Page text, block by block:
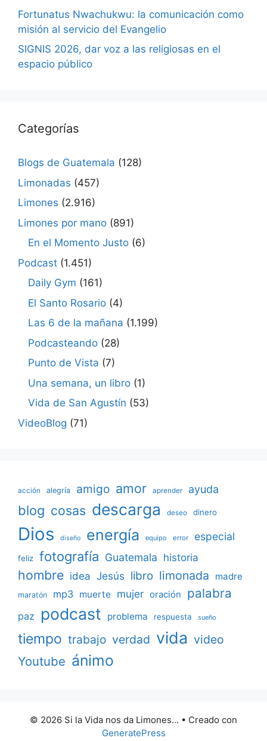
Fortunatus Nwachukwu: la comunicación como
misión al servicio del Evangelio
SIGNIS 2026, dar voz a las religiosas en el
espacio público
Categorías
Blogs de Guatemala (128)
Limonadas (457)
Limones (2.916)
Limones por mano (891)
En el Momento Justo (6)
Podcast (1.451)
Daily Gym (161)
El Santo Rosario (4)
Las 6 de la mañana (1.199)
Podcasteando (28)
Punto de Vista (7)
Una semana, un libro (1)
Vida de San Agustín (53)
VideoBlog (71)
acción alegría amigo amor aprender ayuda
blog cosas descarga deseo dinero
Dios diseño energía equipo error especial
feliz fotografía Guatemala historia
hombre idea Jesús libro limonada madre
maratón mp3 muerte mujer oración palabra
paz podcast problema respuesta sueño
tiempo trabajo verdad vida video
Youtube ánimo
© 2026 Si la Vida nos da Limones... • Creado con
GeneratePress